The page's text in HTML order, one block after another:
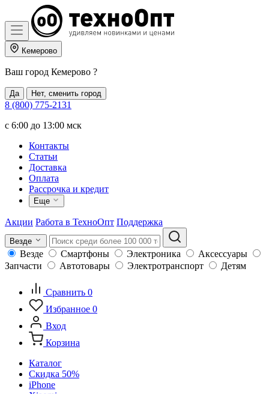
Кемерово
Ваш город Кемерово ?
Да Нет, сменить город
8 (800) 775-2131
c 6:00 до 13:00 мск
Контакты
Статьи
Доставка
Оплата
Рассрочка и кредит
Еще
Акции Работа в ТехноОпт Поддержка
Везде
Везде Смартфоны Электроника
Аксессуары
Запчасти
Автотовары Электротранспорт Детям
Сравнить 0
Избранное 0
Вход
Корзина
Каталог
Скидка 50%
iPhone